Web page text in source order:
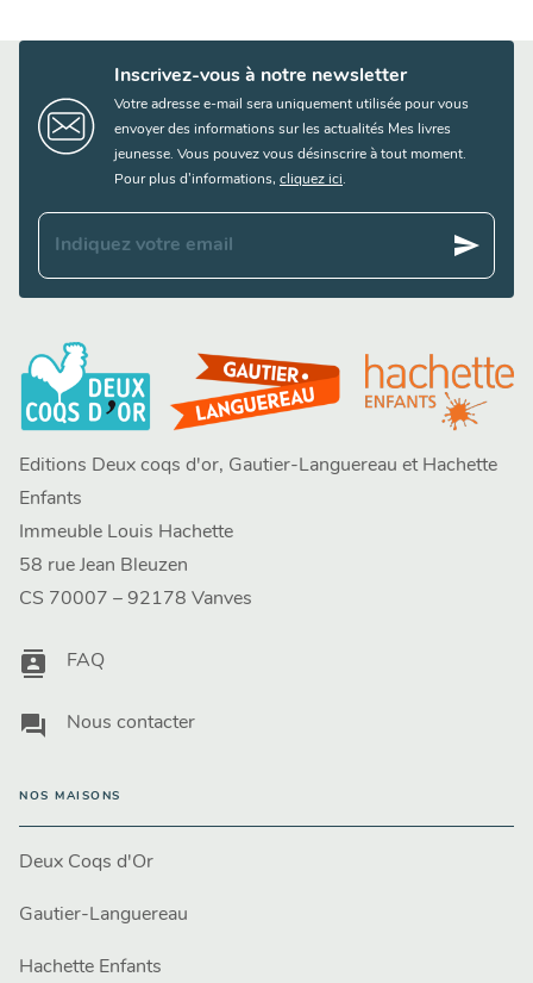
Inscrivez-vous à notre newsletter
Votre adresse e-mail sera uniquement utilisée pour vous
envoyer des informations sur les actualités Mes livres
jeunesse. Vous pouvez vous désinscrire à tout moment.
Pour plus d’informations, cliquez ici.
Indiquez votre email send
Editions Deux coqs d'or, Gautier-Languereau et Hachette
Enfants
Immeuble Louis Hachette
58 rue Jean Bleuzen
CS 70007 – 92178 Vanves
contacts FAQ
question_answer Nous contacter
NOS MAISONS
Deux Coqs d'Or
Gautier-Languereau
Hachette Enfants